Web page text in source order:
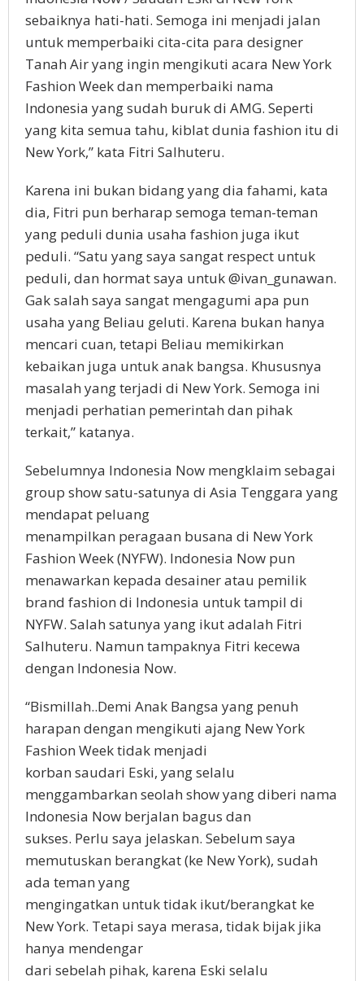
sebaiknya hati-hati. Semoga ini menjadi jalan
untuk memperbaiki cita-cita para designer
Tanah Air yang ingin mengikuti acara New York
Fashion Week dan memperbaiki nama
Indonesia yang sudah buruk di AMG. Seperti
yang kita semua tahu, kiblat dunia fashion itu di
New York,” kata Fitri Salhuteru.
Karena ini bukan bidang yang dia fahami, kata
dia, Fitri pun berharap semoga teman-teman
yang peduli dunia usaha fashion juga ikut
peduli. “Satu yang saya sangat respect untuk
peduli, dan hormat saya untuk @ivan_gunawan.
Gak salah saya sangat mengagumi apa pun
usaha yang Beliau geluti. Karena bukan hanya
mencari cuan, tetapi Beliau memikirkan
kebaikan juga untuk anak bangsa. Khususnya
masalah yang terjadi di New York. Semoga ini
menjadi perhatian pemerintah dan pihak
terkait,” katanya.
Sebelumnya Indonesia Now mengklaim sebagai
group show satu-satunya di Asia Tenggara yang
mendapat peluang
menampilkan peragaan busana di New York
Fashion Week (NYFW). Indonesia Now pun
menawarkan kepada desainer atau pemilik
brand fashion di Indonesia untuk tampil di
NYFW. Salah satunya yang ikut adalah Fitri
Salhuteru. Namun tampaknya Fitri kecewa
dengan Indonesia Now.
“Bismillah..Demi Anak Bangsa yang penuh
harapan dengan mengikuti ajang New York
Fashion Week tidak menjadi
korban saudari Eski, yang selalu
menggambarkan seolah show yang diberi nama
Indonesia Now berjalan bagus dan
sukses. Perlu saya jelaskan. Sebelum saya
memutuskan berangkat (ke New York), sudah
ada teman yang
mengingatkan untuk tidak ikut/berangkat ke
New York. Tetapi saya merasa, tidak bijak jika
hanya mendengar
dari sebelah pihak, karena Eski selalu